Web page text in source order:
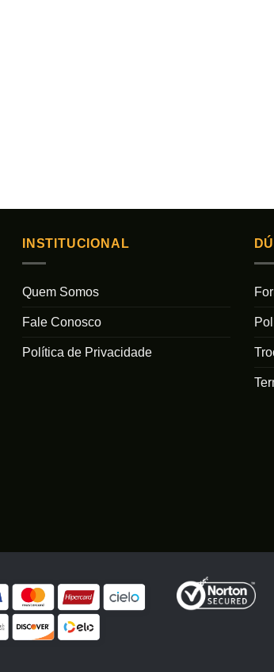
INSTITUCIONAL
Quem Somos
Fale Conosco
Política de Privacidade